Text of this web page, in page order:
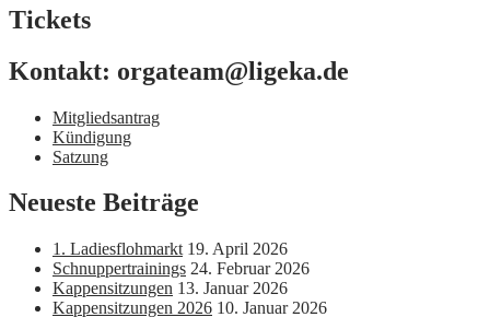
Tickets
Kontakt: orgateam@ligeka.de
Mitgliedsantrag
Kündigung
Satzung
Neueste Beiträge
1. Ladiesflohmarkt 19. April 2026
Schnuppertrainings 24. Februar 2026
Kappensitzungen 13. Januar 2026
Kappensitzungen 2026 10. Januar 2026